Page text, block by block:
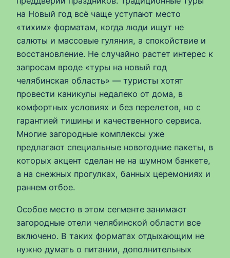
на Новый год всё чаще уступают место
«тихим» форматам, когда люди ищут не
салюты и массовые гуляния, а спокойствие и
восстановление. Не случайно растет интерес к
запросам вроде «туры на новый год
челябинская область» — туристы хотят
провести каникулы недалеко от дома, в
комфортных условиях и без перелетов, но с
гарантией тишины и качественного сервиса.
Многие загородные комплексы уже
предлагают специальные новогодние пакеты, в
которых акцент сделан не на шумном банкете,
а на снежных прогулках, банных церемониях и
раннем отбое.
Особое место в этом сегменте занимают
загородные отели челябинской области все
включено. В таких форматах отдыхающим не
нужно думать о питании, дополнительных